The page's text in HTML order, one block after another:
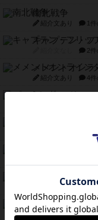
南北戦争
紹介文あり 1
キャプテン・
2件
メメントオンラ
紹介文あり 4件
パーミッド
セミファイナ
ふたつの街の物
紹介文あり 18
クランク! ：冒
紹介文あり 4件